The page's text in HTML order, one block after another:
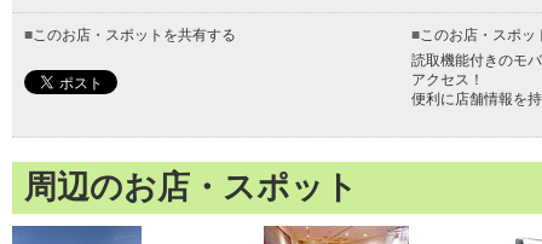
■このお店・スポットを共有する ■このお店・スポッ
読取機能付きのモ
アクセス！
便利に店舗情報を
周辺のお店・スポット